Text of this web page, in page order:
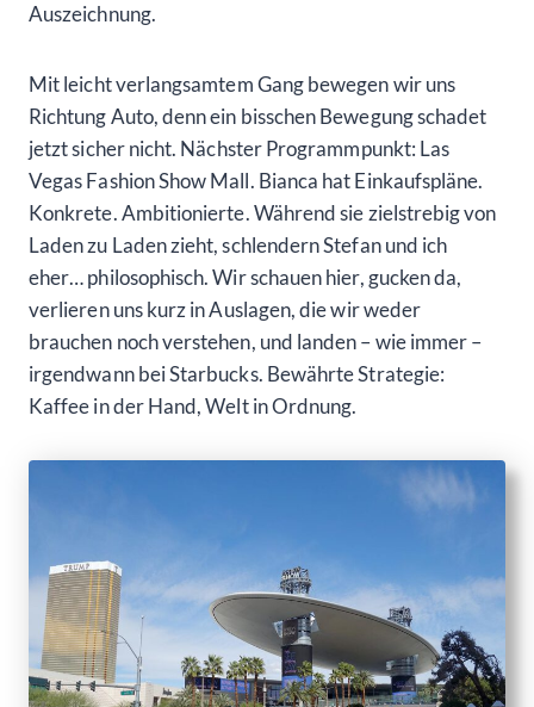
Auszeichnung.
Mit leicht verlangsamtem Gang bewegen wir uns
Richtung Auto, denn ein bisschen Bewegung schadet
jetzt sicher nicht. Nächster Programmpunkt: Las
Vegas Fashion Show Mall. Bianca hat Einkaufspläne.
Konkrete. Ambitionierte. Während sie zielstrebig von
Laden zu Laden zieht, schlendern Stefan und ich
eher… philosophisch. Wir schauen hier, gucken da,
verlieren uns kurz in Auslagen, die wir weder
brauchen noch verstehen, und landen – wie immer –
irgendwann bei Starbucks. Bewährte Strategie:
Kaffee in der Hand, Welt in Ordnung.